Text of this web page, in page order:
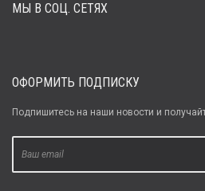
Забыли пароль?
МЫ В СОЦ. СЕТЯХ
ОФОРМИТЬ ПОДПИСКУ
Подпишитесь на наши новости и